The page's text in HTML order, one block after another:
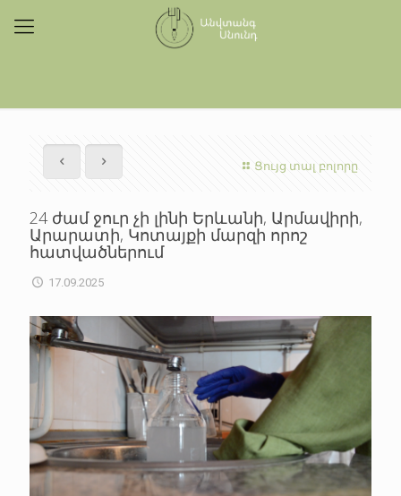
Ցույց տալ բոլորը
24 ժամ ջուր չի լինի Երևանի, Արմավիրի,
Արարատի, Կոտայքի մարզի որոշ
հատվածներում
17.09.2025